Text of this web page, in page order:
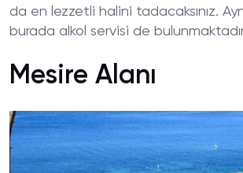
da en lezzetli halini tadacaksınız.
burada alkol servisi de
Mesire Alanı